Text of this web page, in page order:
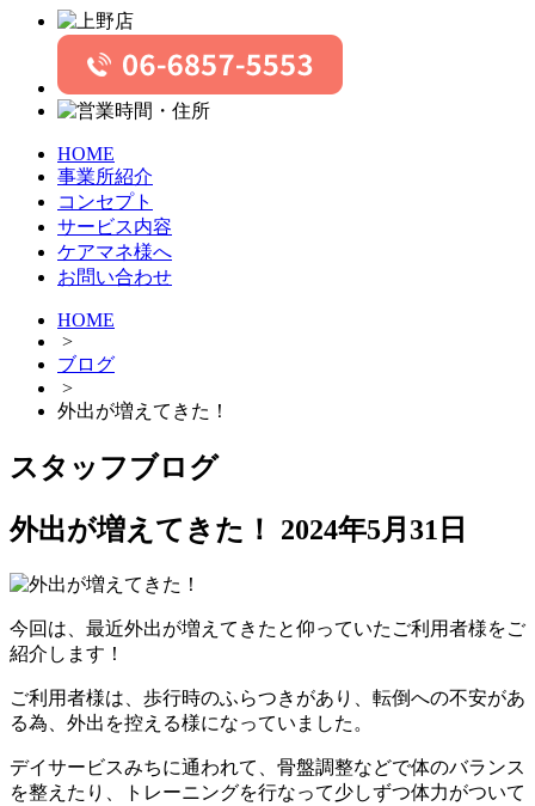
HOME
事業所紹介
コンセプト
サービス内容
ケアマネ様へ
お問い合わせ
HOME
>
ブログ
>
外出が増えてきた！
スタッフブログ
外出が増えてきた！
2024年5月31日
今回は、最近外出が増えてきたと仰っていたご利用者様をご
紹介します！
ご利用者様は、歩行時のふらつきがあり、転倒への不安があ
る為、外出を控える様になっていました。
デイサービスみちに通われて、骨盤調整などで体のバランス
を整えたり、トレーニングを行なって少しずつ体力がついて